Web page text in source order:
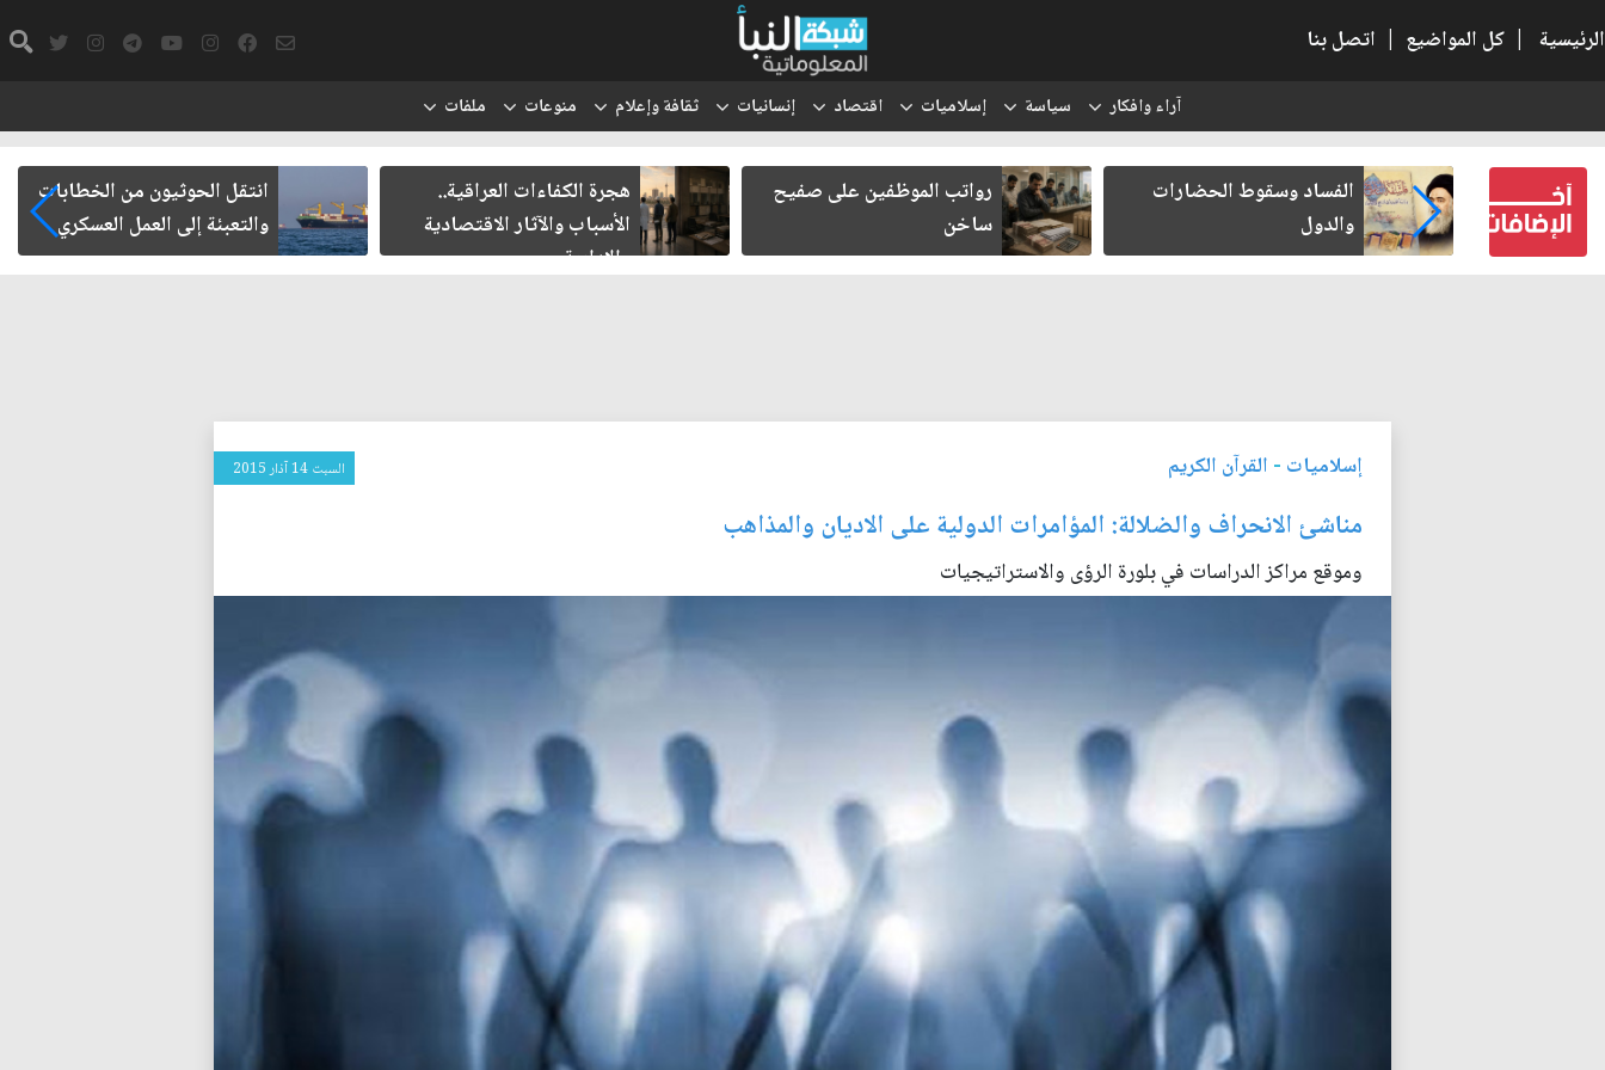
الرئيسية | كل المواضيع | اتصل بنا
آراء وافكار سياسة إسلاميات اقتصاد إنسانيات ثقافة وإعلام منوعات ملفات
كتب لنفسه
الفساد وسقوط الحضارات
والدول
رواتب الموظفين على صفيح
ساخن
هجرة الكفاءات العراقية..
الأسباب والآثار الاقتصادية
والإدارية
انتقل الحوثيون من الخطابات
والتعبئة إلى العمل العسكري
إسلاميات - القرآن الكريم السبت 14 آذار 2015
مناشئ الانحراف والضلالة: المؤامرات الدولية على الاديان والمذاهب
وموقع مراكز الدراسات في بلورة الرؤى والاستراتيجيات